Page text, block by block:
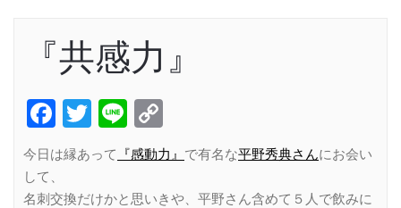
『共感力』
Facebook
Twitter
Line
Link
今日は縁あって 『感動力』 で有名な平野秀典さんにお会い
して、
名刺交換だけかと思いきや、平野さん含めて５人で飲みに